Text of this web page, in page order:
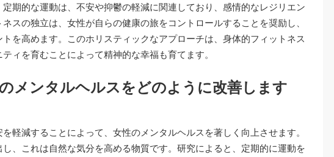
期的な運動は、不安や抑鬱の軽減に関連しており、感情的なレジリエン
スの独立は、女性が自らの健康の旅をコントロールすることを奨励し、
を高めます。このホリスティックなアプローチは、身体的フィットネス
ィを育むことによって精神的な幸福も育てます。
メンタルヘルスをどのように改善します
軽減することによって、女性のメンタルヘルスを著しく向上させます。
、これは自然な気分を高める物質です。研究によると、定期的に運動を